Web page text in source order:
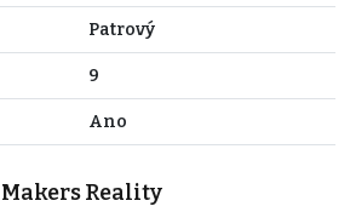
Patrový
9
Ano
Makers Reality